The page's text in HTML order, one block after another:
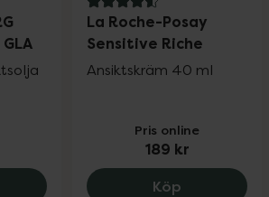
ÅKERBERG Royal Facial Oil GLA,
4.6 av 5 i omdöme
La Roche-Posay
Sensitive Riche
Ansiktskräm 40 ml
Pris online
189 kr
Köp La Roche-